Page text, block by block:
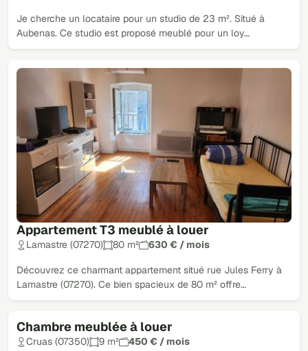
Je cherche un locataire pour un studio de 23 m². Situé à
Aubenas. Ce studio est proposé meublé pour un loy…
Appartement T3 meublé à louer
Lamastre (07270) 80 m² 630 € / mois
Découvrez ce charmant appartement situé rue Jules Ferry à
Lamastre (07270). Ce bien spacieux de 80 m² offre…
Chambre meublée à louer
Cruas (07350) 9 m² 450 € / mois